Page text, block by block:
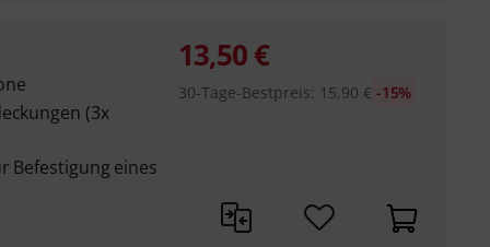
(3x
Befestigung eines
13,50€
30-Tage-Bestpreis: 15,90 € -15%